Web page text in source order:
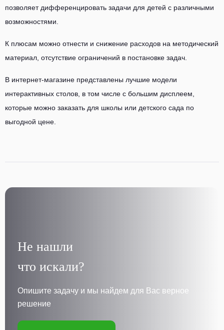
позволяет дифференцировать задачи для детей с различными
возможностями.
К плюсам можно отнести и снижение расходов на методический
материал, отсутствие ограничений в постановке задач.
В интернет-магазине представлены лучшие модели
интерактивных столов, в том числе с большим дисплеем,
которые можно заказать для школы или детского сада по
выгодной цене.
Не нашли
что искали?
Опишите задачу и мы найдем для Вас верное
решение